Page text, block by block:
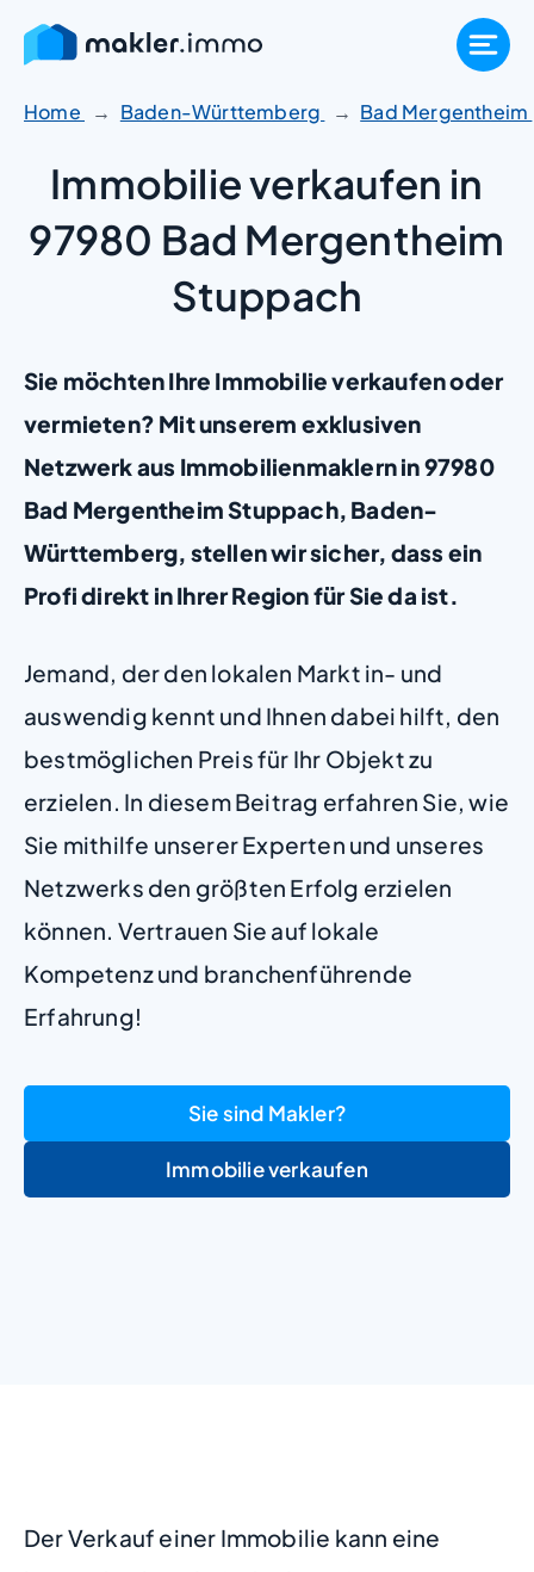
Zum
Inhalt
springen
Home Baden-Württemberg Bad Mergentheim
Immobilie verkaufen in
97980 Bad Mergentheim
Stuppach
Sie möchten Ihre Immobilie verkaufen oder
vermieten? Mit unserem exklusiven
Netzwerk aus Immobilienmaklern in 97980
Bad Mergentheim Stuppach, Baden-
Württemberg, stellen wir sicher, dass ein
Profi direkt in Ihrer Region für Sie da ist.
Jemand, der den lokalen Markt in- und
auswendig kennt und Ihnen dabei hilft, den
bestmöglichen Preis für Ihr Objekt zu
erzielen. In diesem Beitrag erfahren Sie, wie
Sie mithilfe unserer Experten und unseres
Netzwerks den größten Erfolg erzielen
können. Vertrauen Sie auf lokale
Kompetenz und branchenführende
Erfahrung!
Sie sind Makler?
Immobilie verkaufen
Der Verkauf einer Immobilie kann eine